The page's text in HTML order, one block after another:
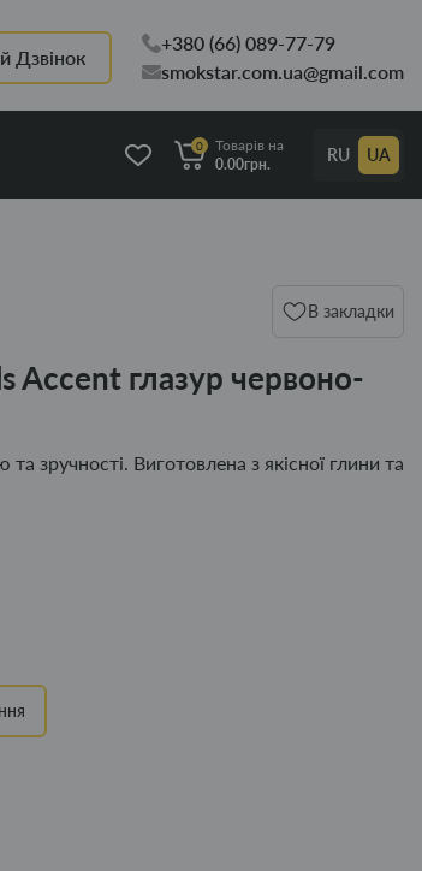
Дзвінок
+380 (66) 089-77-79
smokstar.com.ua@gmail.com
0
Товарів на
0.00грн.
RU UA
В закладки
Accent глазур червоно-
Виготовлена з якісної глини та